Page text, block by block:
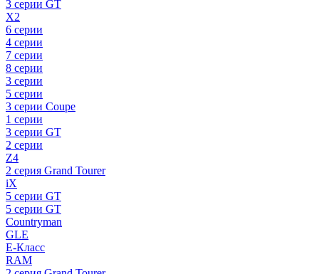
3 серии GT
X2
6 серии
4 серии
7 серии
8 серии
3 серии
5 серии
3 серии Coupe
1 серии
3 серии GT
2 серии
Z4
2 серия Grand Tourer
iX
5 серии GT
5 серии GT
Countryman
GLE
E-Класс
RAM